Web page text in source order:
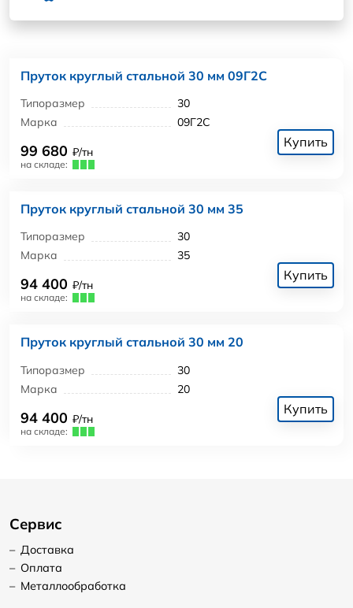
Пруток круглый стальной 30 мм 09Г2С
Типоразмер
30
Марка
09Г2С
99 680 ₽/тн
на складе:
Купить
Пруток круглый стальной 30 мм 35
Типоразмер
30
Марка
35
94 400 ₽/тн
на складе:
Купить
Пруток круглый стальной 30 мм 20
Типоразмер
30
Марка
20
94 400 ₽/тн
на складе:
Купить
Сервис
– Доставка
– Оплата
– Металлообработка